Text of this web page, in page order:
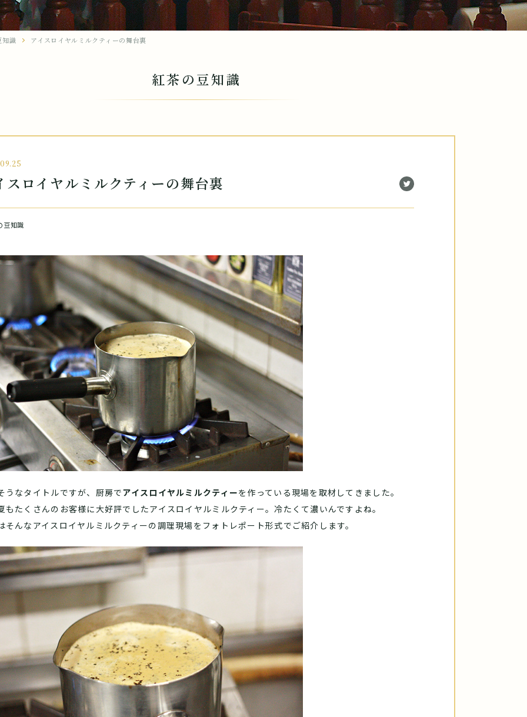
知識 アイスロイヤルミルクティーの舞台裏
紅茶の豆知識
スロイヤルミルクティーの舞台裏
豆知識
うなタイトルですが、厨房でアイスロイヤルミルクティーを作っている現場を取材してきました。
もたくさんのお客様に大好評でしたアイスロイヤルミルクティー。冷たくて濃いんですよね。
そんなアイスロイヤルミルクティーの調理現場をフォトレポート形式でご紹介します。